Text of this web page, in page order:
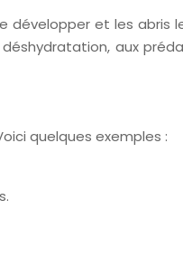
développer et les abris
aux
quelques exemples :